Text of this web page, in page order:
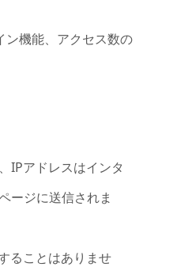
ン機能、アクセス数の
IPアドレスはインタ
ージに送信されま
ることはありませ